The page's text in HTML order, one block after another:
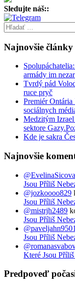
Sledujte náš::
Hľadať:
Najnovšie články
armády im
Tvrdý pád
ruce pryč
Premiér Ontária
sociálnych
Medzitým
sektore
Kde je sakra
Najnovšie
@EvelinaSicova
Jsou Příliš
@jozkoooo829
Jsou Příliš
@mistrjh2489
Jsou Příliš
@paveljahn9501
Jsou Příliš
Které Jsou
Predpoveď